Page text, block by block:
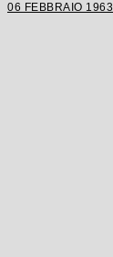
06 FEBBRAIO 1963